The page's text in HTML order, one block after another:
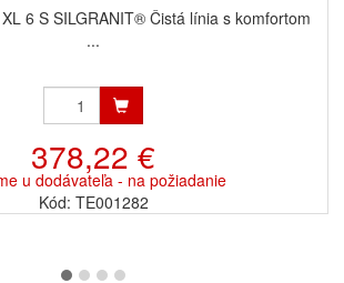
6 S SILGRANIT® Čistá línia s komfortom
...
378,22 €
u dodávateľa - na požiadanie
Kód: TE001282